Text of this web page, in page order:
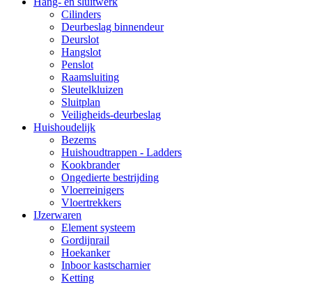
Cilinders
Deurbeslag binnendeur
Deurslot
Hangslot
Penslot
Raamsluiting
Sleutelkluizen
Sluitplan
Veiligheids-deurbeslag
Huishoudelijk
Bezems
Huishoudtrappen - Ladders
Kookbrander
Ongedierte bestrijding
Vloerreinigers
Vloertrekkers
IJzerwaren
Element systeem
Gordijnrail
Hoekanker
Inboor kastscharnier
Ketting